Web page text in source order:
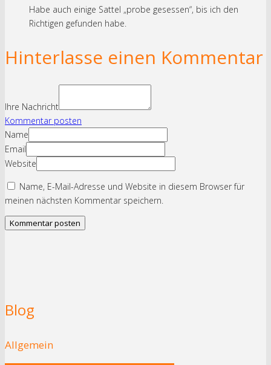
Habe auch einige Sattel „probe gesessen“, bis ich den
Richtigen gefunden habe.
Hinterlasse einen Kommentar
Ihre Nachricht
Kommentar posten
Name
Email
Website
Name, E-Mail-Adresse und Website in diesem Browser für
meinen nächsten Kommentar speichern.
Blog
Allgemein